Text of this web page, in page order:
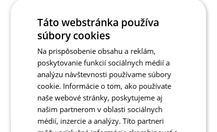
Táto webstránka používa
súbory cookies
Na prispôsobenie obsahu a reklám,
poskytovanie funkcií sociálnych médií a
analýzu návštevnosti používame súbory
cookie. Informácie o tom, ako používate
naše webové stránky, poskytujeme aj
našim partnerom v oblasti sociálnych
médií, inzercie a analýzy. Títo partneri